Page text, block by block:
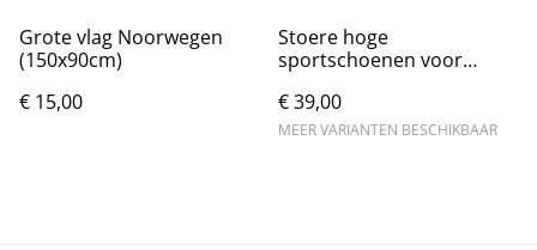
Grote vlag Noorwegen
(150x90cm)
€ 15,00
Stoere hoge
sportschoenen voor
€ 39,00
MEER VARIANTEN BESCHIKBAAR